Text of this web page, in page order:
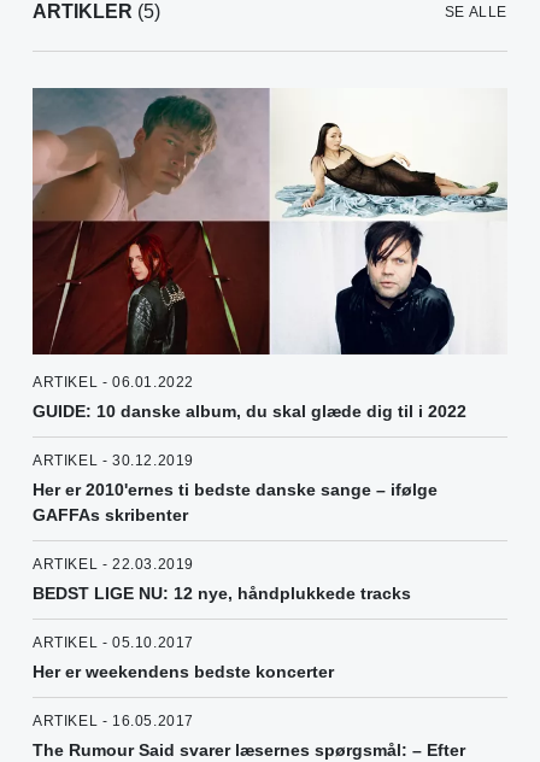
ARTIKLER (5) SE ALLE
ARTIKEL - 06.01.2022
GUIDE: 10 danske album, du skal glæde dig til i 2022
ARTIKEL - 30.12.2019
Her er 2010'ernes ti bedste danske sange – ifølge
GAFFAs skribenter
ARTIKEL - 22.03.2019
BEDST LIGE NU: 12 nye, håndplukkede tracks
ARTIKEL - 05.10.2017
Her er weekendens bedste koncerter
ARTIKEL - 16.05.2017
The Rumour Said svarer læsernes spørgsmål: – Efter